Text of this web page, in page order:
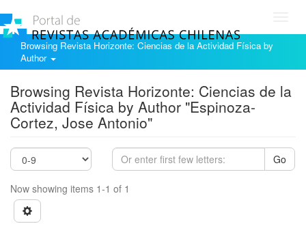
Browsing Revista Horizonte: Ciencias de la Actividad Física by
Author
Browsing Revista Horizonte: Ciencias de la
Actividad Física by Author "Espinoza-
Cortez, Jose Antonio"
Go
Now showing items 1-1 of 1